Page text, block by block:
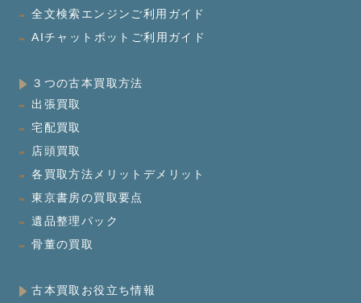
全文検索エンジンご利用ガイド
AIチャットボットご利用ガイド
３つの古本買取方法
出張買取
宅配買取
店頭買取
各買取方法メリットデメリット
東京書房の買取要点
遺品整理パック
骨董の買取
古本買取お役立ち情報